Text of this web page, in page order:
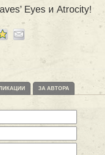
Eyes и Atrocity!
ЗА АВТОРА